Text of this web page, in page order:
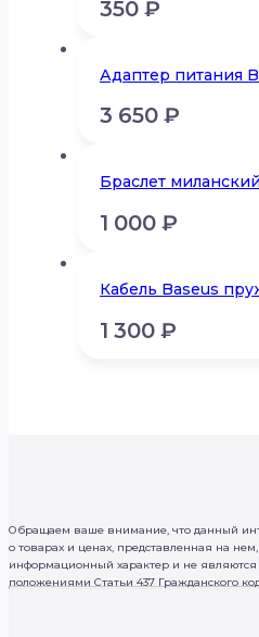
350 ₽
Адаптер питания
3 650 ₽
Браслет
1 000 ₽
Кабель Baseus
1 300 ₽
Обращаем ваше внимание, что данный
о товарах и ценах, представленная на
информационный характер и не
положениями Статьи 437 Гражданского